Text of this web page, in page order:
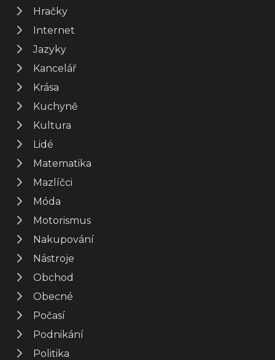
Hračky
Internet
Jazyky
Kancelář
Krása
Kuchyně
Kultura
Lidé
Matematika
Mazlíčci
Móda
Motorismus
Nakupování
Nástroje
Obchod
Obecné
Počasí
Podnikání
Politika